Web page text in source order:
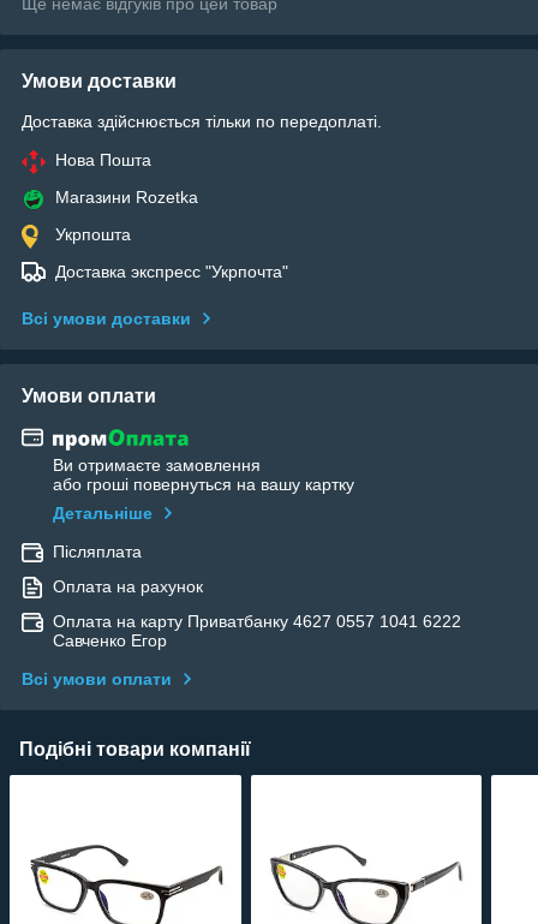
Умови доставки
Доставка здійснюється тільки по передоплаті.
Нова Пошта
Магазини Rozetka
Укрпошта
Доставка экспресс "Укрпочта"
Всі умови доставки
Умови оплати
Ви отримаєте замовлення
або гроші повернуться на вашу картку
Детальніше
Післяплата
Оплата на рахунок
Оплата на карту Приватбанку 4627 0557 1041 6222
Савченко Егор
Всі умови оплати
Подібні товари компанії